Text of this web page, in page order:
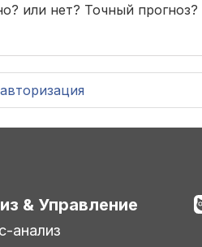
или нет? Точный прогноз?
авторизация
& Управление
анализ